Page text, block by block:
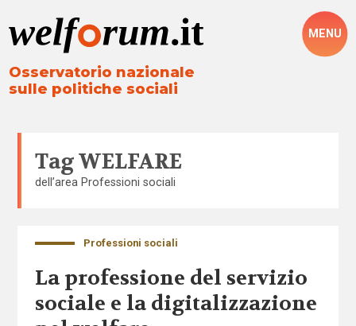
Osservatorio nazionale
sulle politiche sociali
MENU
TagWELFARE
dell’area Professioni sociali
Professioni sociali
La professione del servizio
sociale e la digitalizzazione